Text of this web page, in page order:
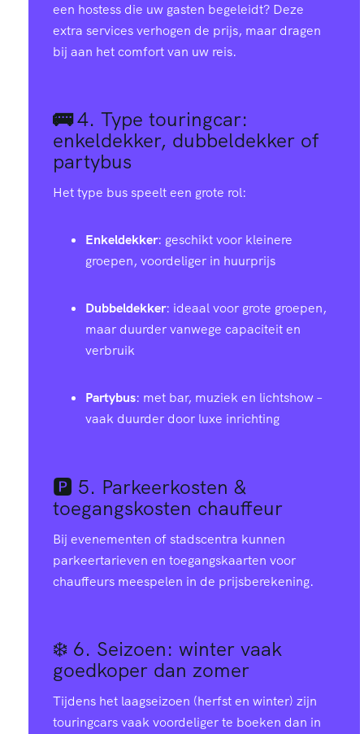
een hostess die uw gasten begeleidt? Deze
extra services verhogen de prijs, maar dragen
bij aan het comfort van uw reis.
🚌4. Type touringcar:
enkeldekker, dubbeldekker of
partybus
Het type bus speelt een grote rol:
Enkeldekker: geschikt voor kleinere
groepen, voordeliger in huurprijs
Dubbeldekker: ideaal voor grote groepen,
maar duurder vanwege capaciteit en
verbruik
Partybus: met bar, muziek en lichtshow –
vaak duurder door luxe inrichting
🅿️ 5. Parkeerkosten &
toegangskosten chauffeur
Bij evenementen of stadscentra kunnen
parkeertarieven en toegangskaarten voor
chauffeurs meespelen in de prijsberekening.
❄️ 6. Seizoen: winter vaak
goedkoper dan zomer
Tijdens het laagseizoen (herfst en winter) zijn
touringcars vaak voordeliger te boeken dan in